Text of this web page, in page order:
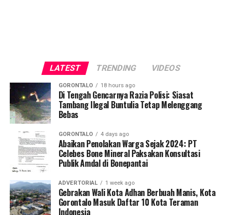
LATEST TRENDING VIDEOS
GORONTALO 18 hours ago
Di Tengah Gencarnya Razia Polisi: Siasat
Tambang Ilegal Buntulia Tetap Melenggang
Bebas
GORONTALO 4 days ago
Abaikan Penolakan Warga Sejak 2024: PT
Celebes Bone Mineral Paksakan Konsultasi
Publik Amdal di Bonepantai
ADVERTORIAL 1 week ago
Gebrakan Wali Kota Adhan Berbuah Manis, Kota
Gorontalo Masuk Daftar 10 Kota Teraman
Indonesia